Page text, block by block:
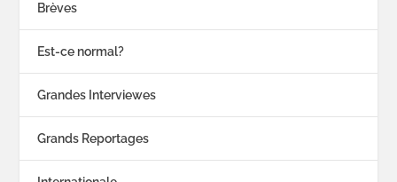
Brèves
Est-ce normal?
Grandes Interviewes
Grands Reportages